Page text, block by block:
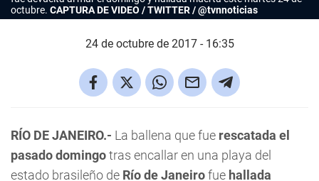
octubre. CAPTURA DE VIDEO / TWITTER / @tvnnoticias
24 de octubre de 2017 - 16:35
RÍO DE JANEIRO.- La ballena que fue rescatada el
pasado domingotras encallar en una playa del
estado brasileño de Río de Janeirofue hallada